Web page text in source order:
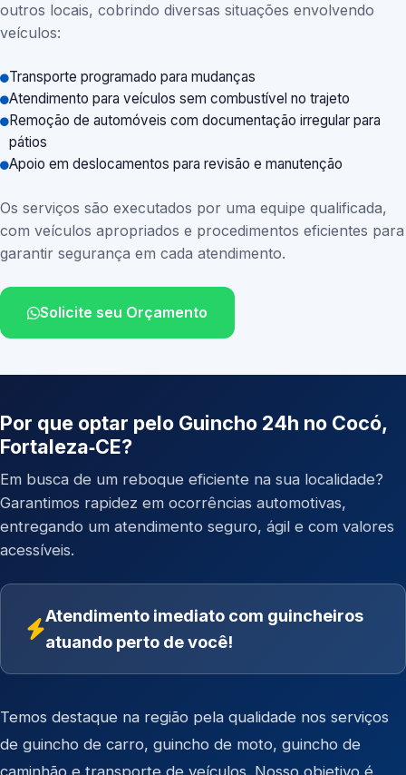
outros locais, cobrindo diversas situações envolvendo
veículos:
Transporte programado para mudanças
Atendimento para veículos sem combustível no trajeto
Remoção de automóveis com documentação irregular para
pátios
Apoio em deslocamentos para revisão e manutenção
Os serviços são executados por uma equipe qualificada,
com veículos apropriados e procedimentos eficientes para
garantir segurança em cada atendimento.
Solicite seu Orçamento
Por que optar pelo Guincho 24h no Cocó,
Fortaleza‑CE?
Em busca de um reboque eficiente na sua localidade?
Garantimos rapidez em ocorrências automotivas,
entregando um atendimento seguro, ágil e com valores
acessíveis.
Atendimento imediato com guincheiros
atuando perto de você!
Temos destaque na região pela qualidade nos serviços
de guincho de carro, guincho de moto, guincho de
caminhão e transporte de veículos . Nosso objetivo é